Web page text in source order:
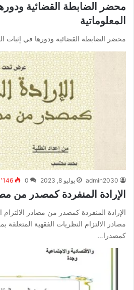
محضر الضابطة القضائية
المعلوماتية
محضر الضابطة القضائية ودورها في إثبات
admin2030 يوليو 8, 2023 0
الإرادة المنفردة كمصدر من
الإرادة المنفردة كمصدر من مصادر
مصادر الالتزام النظريات الفقهية المتعلقة
كمصدرا…